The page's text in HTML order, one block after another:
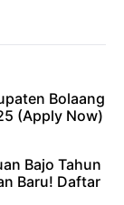
Bolaang
(Apply Now)
Bajo Tahun
Baru! Daftar